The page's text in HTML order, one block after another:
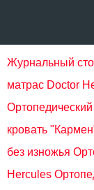
Журнальный
матрас Doctor
кровать
без изножья
Hercules